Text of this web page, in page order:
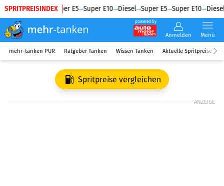
SPRITPREISINDEX
Diesel Super E5 Super E10 Diesel Super E5 Super E10 Diesel
powered by
Anmelden Menü
mehr-tanken PUR Ratgeber Tanken Wissen Tanken Aktuelle Spritpreise
Spritpreise vergleichen
ANZEIGE